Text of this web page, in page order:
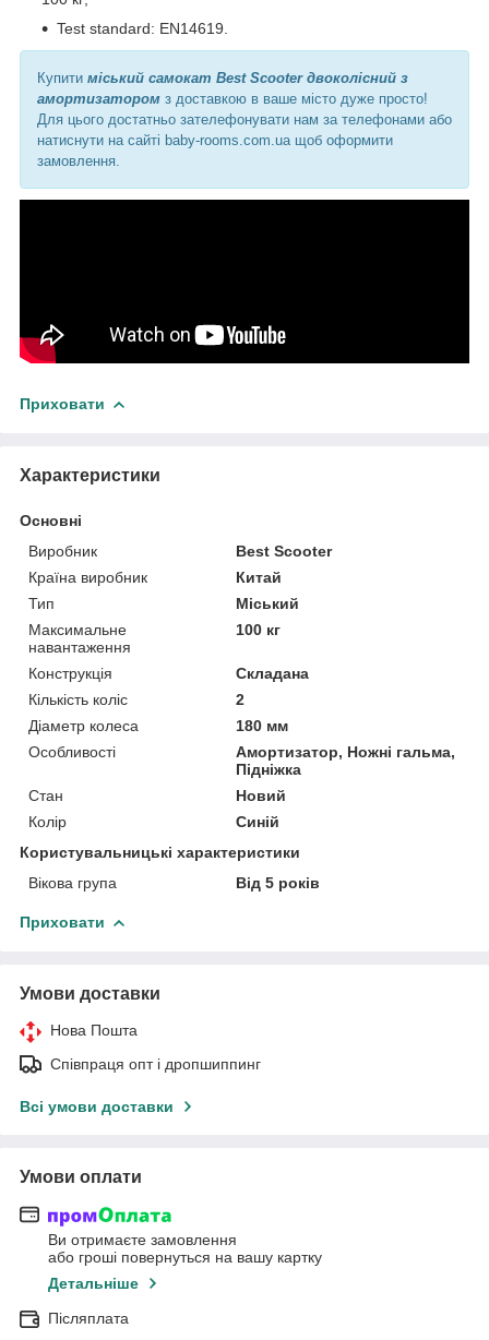
Test standard: EN14619.
Купити міський самокат Best Scooter двоколісний з
амортизатором з доставкою в ваше місто дуже просто!
Для цього достатньо зателефонувати нам за телефонами або
натиснути на сайті baby-rooms.com.ua щоб оформити
замовлення.
Приховати
Характеристики
Основні
Виробник
Best Scooter
Країна виробник
Китай
Тип
Міський
Максимальне
навантаження
100 кг
Конструкція
Складана
Кількість коліс
2
Діаметр колеса
180 мм
Особливості
Амортизатор, Ножні гальма,
Підніжка
Стан
Новий
Колір
Синій
Користувальницькі характеристики
Вікова група
Від 5 років
Приховати
Умови доставки
Нова Пошта
Співпраця опт і дропшиппинг
Всі умови доставки
Умови оплати
Ви отримаєте замовлення
або гроші повернуться на вашу картку
Детальніше
Післяплата